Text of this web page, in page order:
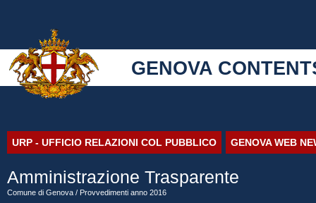
GENOVA
URP - UFFICIO RELAZIONI COL PUBBLICO GENOVA WEB
Amministrazione Trasparente
Comune di Genova / Provvedimenti anno 2016